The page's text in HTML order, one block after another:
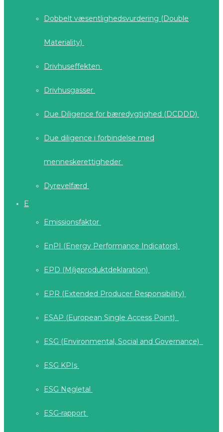
Dobbelt væsentlighedsvurdering (Double
Materiality)
Drivhuseffekten
Drivhusgasser
Due Diligence for bæredygtighed (DCDDD)
Due diligence i forbindelse med
menneskerettigheder
Dyrevelfærd
E
Emissionsfaktor
EnPI (Energy Performance Indicators)
EPD (Miljøproduktdeklaration)
EPR (Extended Producer Responsibility)
ESAP (European Single Access Point)
ESG (Environmental, Social and Governance)
ESG KPIs
ESG Nøgletal
ESG-rapport